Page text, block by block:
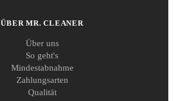
ÜBER MR. CLEANER
Über uns
So geht's
Mindestabnahme
Zahlungsarten
Qualität